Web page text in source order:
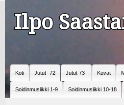
Ilpo
Koti Jutut -72 Jutut 73- Kuvat
Soidinmusiikki 1-9 Soidinmusiikki 10-18